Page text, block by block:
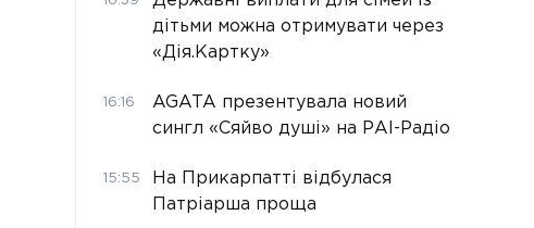
дітьми можна отримувати через
«Дія.Картку»
16:16
AGATA презентувала новий
сингл «Сяйво душі» на РАІ-Радіо
15:55
На Прикарпатті відбулася
Патріарша проща